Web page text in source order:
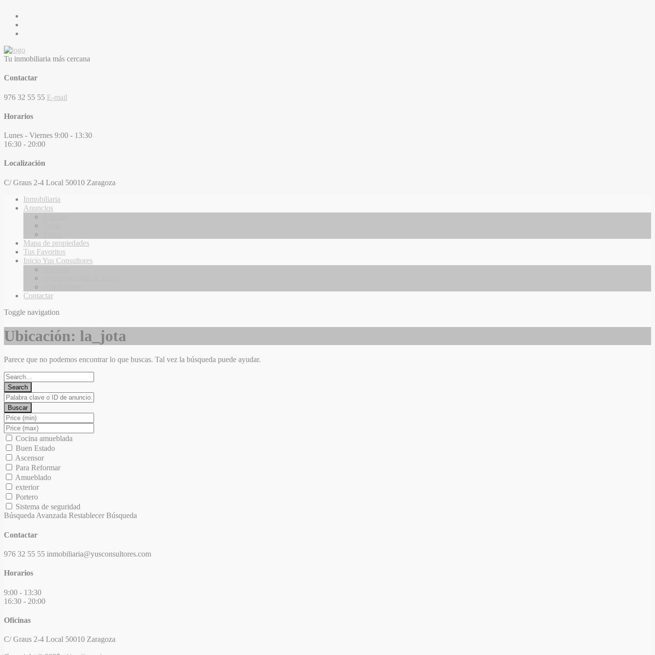
Tu inmobiliaria más cercana
Contactar
976 32 55 55 E-mail
Horarios
Lunes - Viernes 9:00 - 13:30
16:30 - 20:00
Localización
C/ Graus 2-4 Local 50010 Zaragoza
Inmobiliaria
Anuncios
Mapa de propiedades
Tus Favoritos
Inicio Yus Consultores
Contactar
Toggle navigation
Ubicación: la_jota
Parece que no podemos encontrar lo que buscas. Tal vez la búsqueda puede ayudar.
Search
for
Cocina amueblada
Buen Estado
Ascensor
Para Reformar
Amueblado
exterior
Portero
Sistema de seguridad
Búsqueda Avanzada Restablecer Búsqueda
Contactar
976 32 55 55 inmobiliaria@yusconsultores.com
Horarios
9:00 - 13:30
16:30 - 20:00
Oficinas
C/ Graus 2-4 Local 50010 Zaragoza